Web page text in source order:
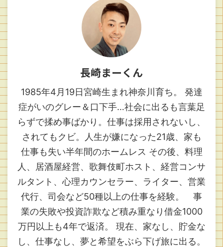
長崎まーくん
1985年4月19日宮崎生まれ神奈川育ち。 発達
症がいのグレー＆口下手…社会に出るも言葉足
らずで揉め事ばかり。仕事は採用されないし、
されてもクビ。人生が嫌になった21歳、家も
仕事も失い半年間のホームレス その後、料理
人、居酒屋経営、歌舞伎町ホスト、経営コンサ
ルタント、心理カウンセラー、ライター、営業
代行、司会など50種以上の仕事を経験。 事
業の失敗や投資詐欺など積み重なり借金1000
万円以上も4年で返済。 現在、家なし、貯金な
し、仕事なし、夢と希望をぶら下げ旅に出る。